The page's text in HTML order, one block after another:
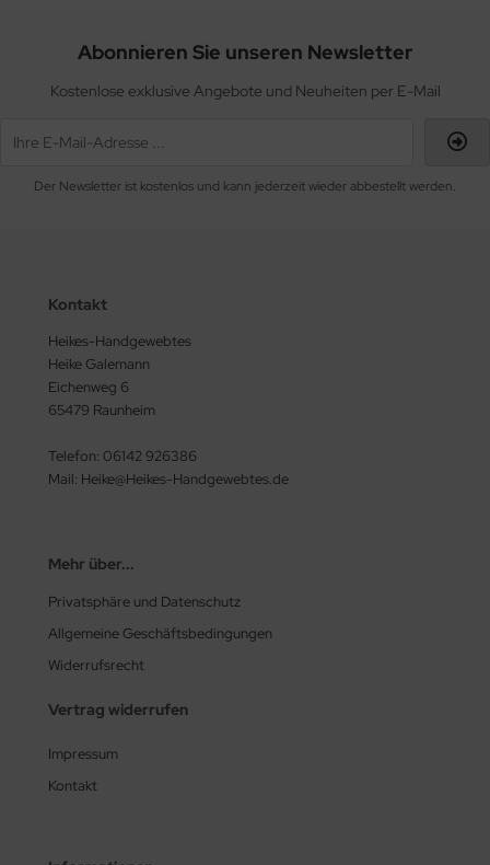
Abonnieren Sie unseren Newsletter
Kostenlose exklusive Angebote und Neuheiten per E-Mail
Der Newsletter ist kostenlos und kann jederzeit wieder abbestellt werden.
Kontakt
Heikes-Handgewebtes
Heike Galemann
Eichenweg 6
65479 Raunheim
Telefon: 06142 926386
Mail: Heike@Heikes-Handgewebtes.de
Mehr über...
Privatsphäre und Datenschutz
Allgemeine Geschäftsbedingungen
Widerrufsrecht
Vertrag widerrufen
Impressum
Kontakt